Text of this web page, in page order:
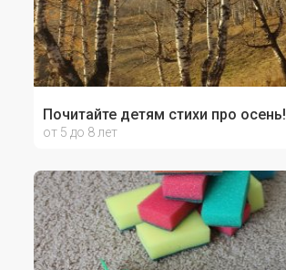
Почитайте детям стихи про осень!
от 5 до 8 лет